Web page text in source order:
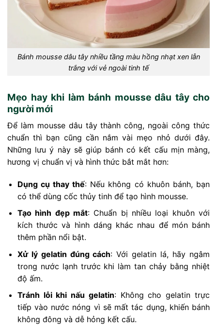
Bánh mousse dâu tây nhiều tầng màu hồng nhạt xen lẫn
trắng với vẻ ngoài tinh tế
Mẹo hay khi làm bánh mousse dâu tây cho
người mới
Để làm mousse dâu tây thành công, ngoài công thức
chuẩn thì bạn cũng cần nắm vài mẹo nhỏ dưới đây.
Những lưu ý này sẽ giúp bánh có kết cấu mịn màng,
hương vị chuẩn vị và hình thức bắt mắt hơn:
Dụng cụ thay thế: Nếu không có khuôn bánh, bạn
có thể dùng cốc thủy tinh để tạo hình mousse.
Tạo hình đẹp mắt: Chuẩn bị nhiều loại khuôn với
kích thước và hình dáng khác nhau để món bánh
thêm phần nổi bật.
Xử lý gelatin đúng cách: Với gelatin lá, hãy ngâm
trong nước lạnh trước khi làm tan chảy bằng nhiệt
độ ấm.
Tránh lỗi khi nấu gelatin: Không cho gelatin trực
tiếp vào nước nóng vì sẽ mất tác dụng, khiến bánh
không đông và dễ hỏng kết cấu.